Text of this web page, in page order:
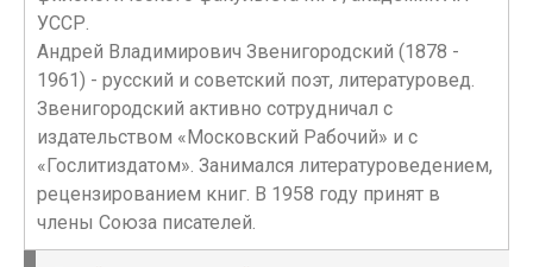
УССР.
Андрей Владимирович Звенигородский (1878 -
1961) - русский и советский поэт, литературовед.
Звенигородский активно сотрудничал с
издательством «Московский Рабочий» и с
«Гослитиздатом». Занимался литературоведением,
рецензированием книг. В 1958 году принят в
члены Союза писателей.